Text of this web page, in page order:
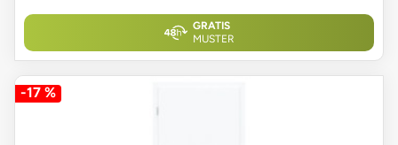
GRATIS
MUSTER
-17 %